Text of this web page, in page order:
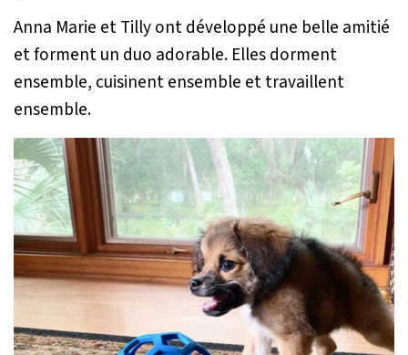
Anna Marie et Tilly ont développé une belle amitié
et forment un duo adorable. Elles dorment
ensemble, cuisinent ensemble et travaillent
ensemble.